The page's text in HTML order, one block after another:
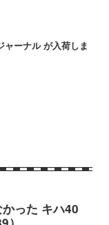
ャーナル が入荷しま